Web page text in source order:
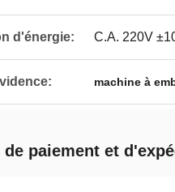
d'énergie: C.A. 220V
machine à
paiement et